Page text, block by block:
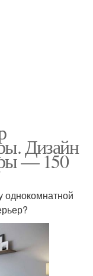
Дизайн
— 150
однокомнатной